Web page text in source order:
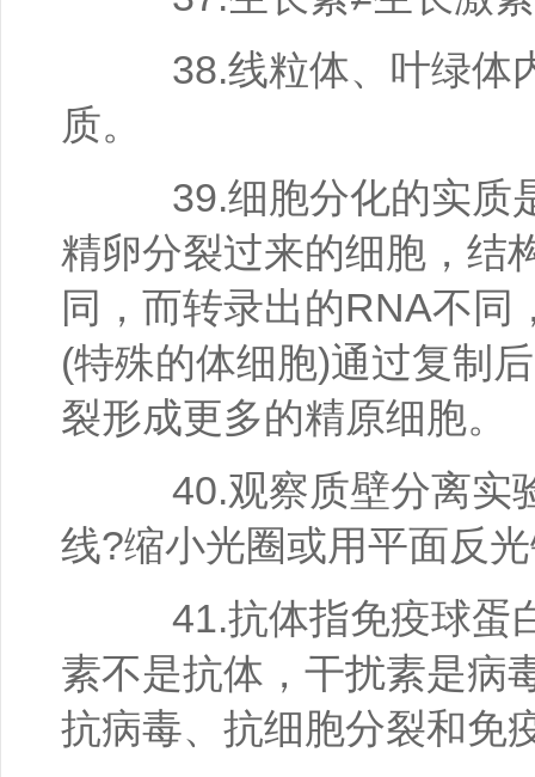
38.线粒体、叶绿体
质。
39.细胞分化的实质
精卵分裂过来的细胞，结
同，而转录出的RNA不
(特殊的体细胞)通过复制
裂形成更多的精原细胞。
40.观察质壁分离实
线?缩小光圈或用平面反
41.抗体指免疫球蛋
素不是抗体，干扰素是病
抗病毒、抗细胞分裂和免